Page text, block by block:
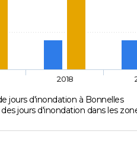
jours d'inondation à Bonnelles
jours d'inondation dans les
2018